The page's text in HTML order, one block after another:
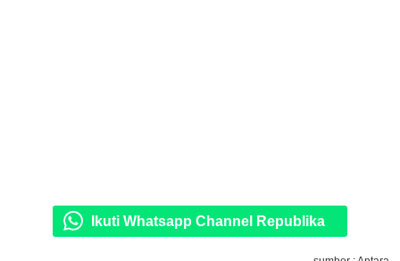
Ikuti Whatsapp Channel Republika